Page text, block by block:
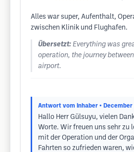
Alles war super, Aufenthalt,
zwischen Klinik und Flughafen.
Übersetzt: Everything was
operation, the journey
airport.
Antwort vom Inhaber •
Hallo Herr Gülsuyu, vielen
Worte. Wir freuen uns sehr zu
mit der Operation und der
Fahrten so zufrieden waren,